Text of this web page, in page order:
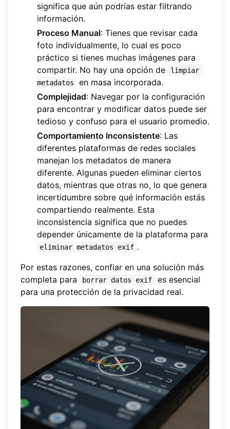
significa que aún podrías estar filtrando
información.
Proceso Manual: Tienes que revisar cada
foto individualmente, lo cual es poco
práctico si tienes muchas imágenes para
compartir. No hay una opción de
limpiar
metadatos
en masa incorporada.
Complejidad: Navegar por la configuración
para encontrar y modificar datos puede ser
tedioso y confuso para el usuario promedio.
Comportamiento Inconsistente: Las
diferentes plataformas de redes sociales
manejan los metadatos de manera
diferente. Algunas pueden eliminar ciertos
datos, mientras que otras no, lo que genera
incertidumbre sobre qué información estás
compartiendo realmente. Esta
inconsistencia significa que no puedes
depender únicamente de la plataforma para
eliminar metadatos exif .
Por estas razones, confiar en una solución más
completa para
borrar datos exif
es esencial
para una protección de la privacidad real.